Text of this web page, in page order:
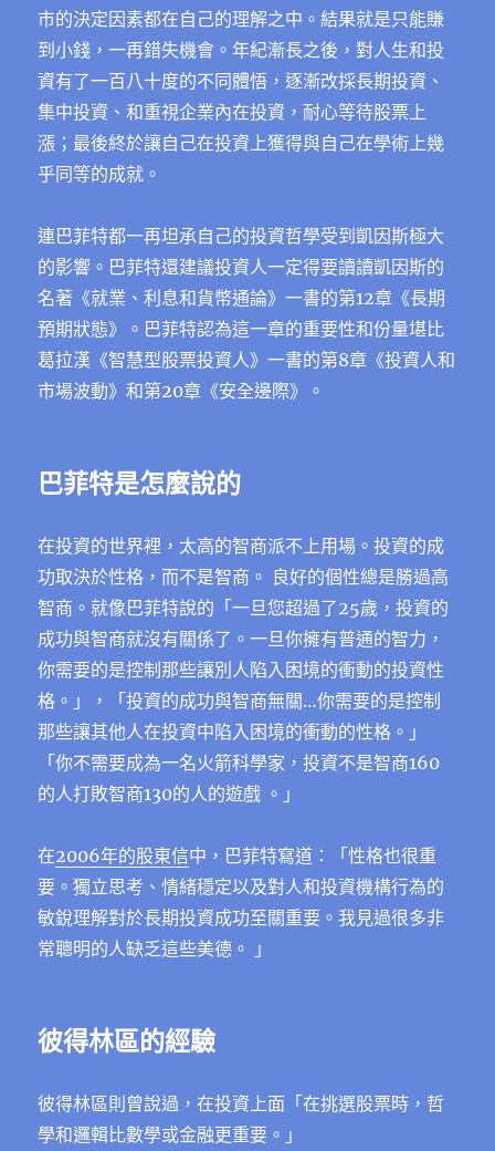
市的決定因素都在自己的理解之中。結果就是只能賺
到小錢，一再錯失機會。年紀漸長之後，對人生和投
資有了一百八十度的不同體悟，逐漸改採長期投資、
集中投資、和重視企業內在投資，耐心等待股票上
漲；最後終於讓自己在投資上獲得與自己在學術上幾
乎同等的成就。
連巴菲特都一再坦承自己的投資哲學受到凱因斯極大
的影響。巴菲特還建議投資人一定得要讀讀凱因斯的
名著《就業、利息和貨幣通論》一書的第12章《長期
預期狀態》。巴菲特認為這一章的重要性和份量堪比
葛拉漢《智慧型股票投資人》一書的第8章《投資人和
市場波動》和第20章《安全邊際》。
巴菲特是怎麼說的
在投資的世界裡，太高的智商派不上用場。投資的成
功取決於性格，而不是智商。 良好的個性總是勝過高
智商。就像巴菲特說的「一旦您超過了25歲，投資的
成功與智商就沒有關係了。一旦你擁有普通的智力，
你需要的是控制那些讓別人陷入困境的衝動的投資性
格。」，「投資的成功與智商無關…你需要的是控制
那些讓其他人在投資中陷入困境的衝動的性格。」
「你不需要成為一名火箭科學家，投資不是智商160
的人打敗智商130的人的遊戲 。」
在2006年的股東信中，巴菲特寫道：「性格也很重
要。獨立思考、情緒穩定以及對人和投資機構行為的
敏銳理解對於長期投資成功至關重要。我見過很多非
常聰明的人缺乏這些美德。 」
彼得林區的經驗
彼得林區則曾說過，在投資上面「在挑選股票時，哲
學和邏輯比數學或金融更重要。」